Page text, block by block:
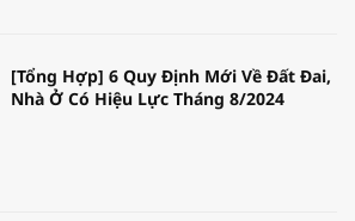
[Tổng Hợp] 6 Quy Định Mới Về Đất Đai,
Nhà Ở Có Hiệu Lực Tháng 8/2024